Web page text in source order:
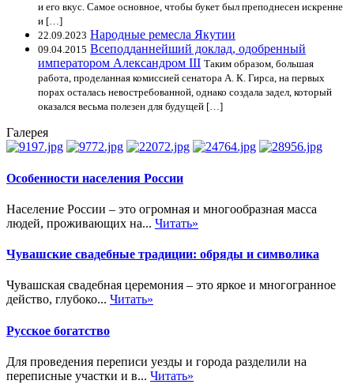
и его вкус. Самое основное, чтобы букет был преподнесен искренне
и […]
22.09.2023 Народные ремесла Якутии
09.04.2015 Всеподданнейший доклад, одобренный
императором Александром III Таким образом, большая
работа, проделанная комиссией сенатора А. К. Гирса, на первых
порах осталась невостребованной, однако создала задел, который
оказался весьма полезен для будущей […]
Галерея
Особенности населения России
Население России – это огромная и многообразная масса
людей, проживающих на... Читать»
Чувашские свадебные традиции: обряды и символика
Чувашская свадебная церемония – это яркое и многогранное
действо, глубоко... Читать»
Русское богатство
Для проведения переписи уезды и города разделили на
переписные участки и в... Читать»